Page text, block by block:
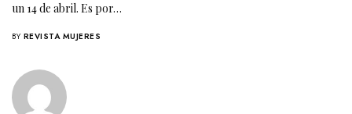
un 14 de abril. Es por…
BY REVISTA MUJERES